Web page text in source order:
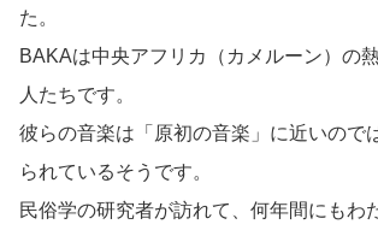
た。
BAKAは中央アフリカ（カメルーン）の
人たちです。
彼らの音楽は「原初の音楽」に近いので
られているそうです。
民俗学の研究者が訪れて、何年間にもわ